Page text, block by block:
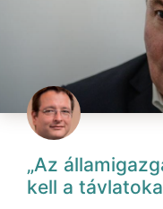
„Az
kell a